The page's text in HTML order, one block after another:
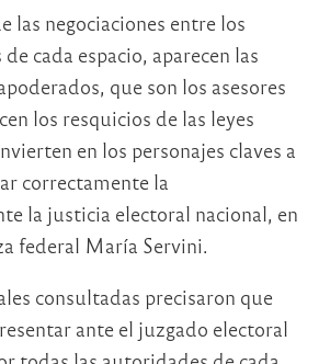
las negociaciones entre los
cada espacio, aparecen las
que son los asesores
los resquicios de las leyes
en los personajes claves a
correctamente la
la justicia electoral nacional, en
federal María Servini.
consultadas precisaron que
ante el juzgado electoral